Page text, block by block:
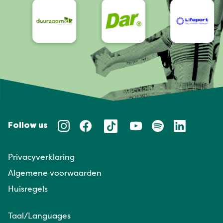
Follow us
Privacyverklaring
Algemene voorwaarden
Huisregels
Taal/Languages